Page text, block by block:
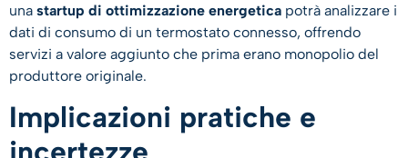
una startup di ottimizzazione energetica potrà analizzare i
dati di consumo di un termostato connesso, offrendo
servizi a valore aggiunto che prima erano monopolio del
produttore originale.
Implicazioni pratiche e